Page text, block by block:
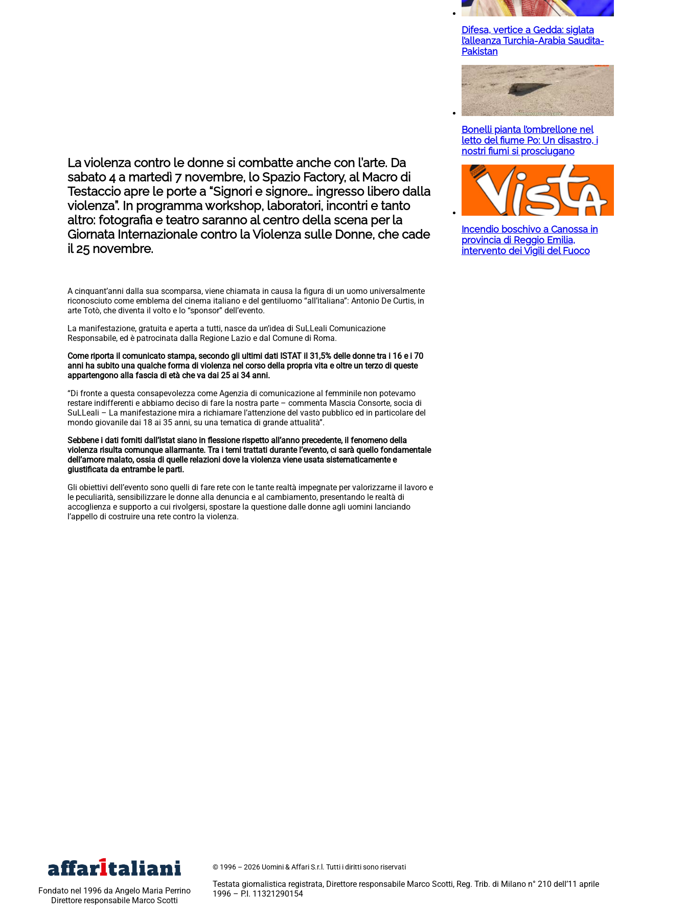
La violenza contro le donne si combatte anche con l’arte. Da
sabato 4 a martedì 7 novembre, lo Spazio Factory, al Macro di
Testaccio apre le porte a “Signori e signore… ingresso libero dalla
violenza”. In programma workshop, laboratori, incontri e tanto
altro: fotografia e teatro saranno al centro della scena per la
Giornata Internazionale contro la Violenza sulle Donne, che cade
il 25 novembre.
A cinquant’anni dalla sua scomparsa, viene chiamata in causa la figura di un uomo universalmente
riconosciuto come emblema del cinema italiano e del gentiluomo “all’italiana”: Antonio De Curtis, in
arte Totò, che diventa il volto e lo “sponsor” dell’evento.
La manifestazione, gratuita e aperta a tutti, nasce da un’idea di SuLLeali Comunicazione
Responsabile, ed è patrocinata dalla Regione Lazio e dal Comune di Roma.
Come riporta il comunicato stampa, secondo gli ultimi dati ISTAT il 31,5% delle donne tra i 16 e i 70
anni ha subito una qualche forma di violenza nel corso della propria vita e oltre un terzo di queste
appartengono alla fascia di età che va dai 25 ai 34 anni.
“Di fronte a questa consapevolezza come Agenzia di comunicazione al femminile non potevamo
restare indifferenti e abbiamo deciso di fare la nostra parte – commenta Mascia Consorte, socia di
SuLLeali – La manifestazione mira a richiamare l’attenzione del vasto pubblico ed in particolare del
mondo giovanile dai 18 ai 35 anni, su una tematica di grande attualità”.
Sebbene i dati forniti dall’Istat siano in flessione rispetto all’anno precedente, il fenomeno della
violenza risulta comunque allarmante. Tra i temi trattati durante l’evento, ci sarà quello fondamentale
dell’amore malato, ossia di quelle relazioni dove la violenza viene usata sistematicamente e
giustificata da entrambe le parti.
Gli obiettivi dell’evento sono quelli di fare rete con le tante realtà impegnate per valorizzarne il lavoro e
le peculiarità, sensibilizzare le donne alla denuncia e al cambiamento, presentando le realtà di
accoglienza e supporto a cui rivolgersi, spostare la questione dalle donne agli uomini lanciando
l’appello di costruire una rete contro la violenza.
Difesa, vertice a Gedda: siglata
l’alleanza Turchia-Arabia Saudita-
Pakistan
Bonelli pianta l’ombrellone nel
letto del fiume Po: Un disastro, i
nostri fiumi si prosciugano
Incendio boschivo a Canossa in
provincia di Reggio Emilia,
intervento dei Vigili del Fuoco
Fondato nel 1996 da Angelo Maria Perrino
Direttore responsabile Marco Scotti
© 1996 – 2026 Uomini & Affari S.r.l. Tutti i diritti sono riservati
Testata giornalistica registrata, Direttore responsabile Marco Scotti, Reg. Trib. di Milano n° 210 dell’11 aprile
1996 – P.I. 11321290154